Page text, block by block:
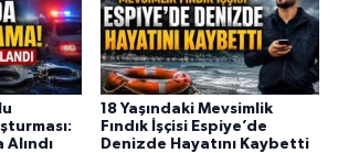
18 Yaşındaki Mevsimlik
Fındık İşçisi Espiye’de
Denizde Hayatını Kaybetti